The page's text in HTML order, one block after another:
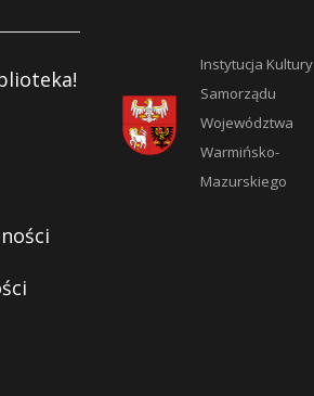
Instytucja Kultury
Samorządu
Województwa
Warmińsko-
Mazurskiego